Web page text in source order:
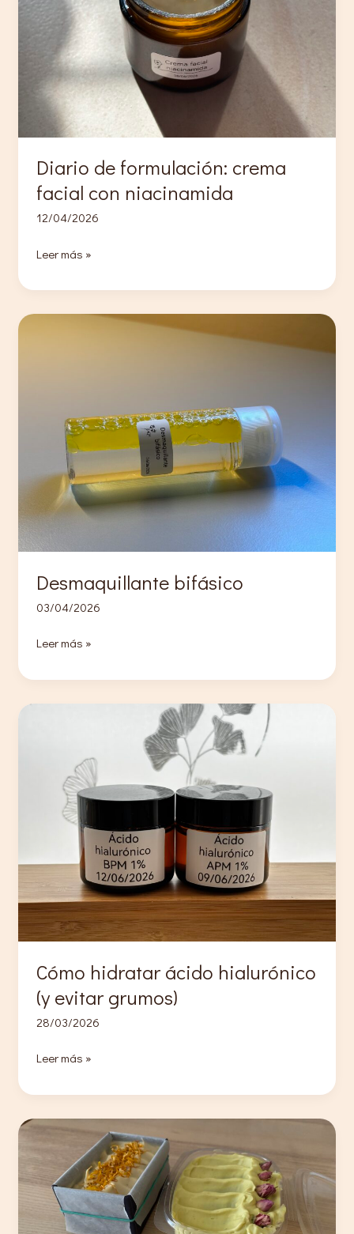
Diario de formulación: crema
facial con niacinamida
12/04/2026
Diario
formulación:
Leer más »
Desmaquillante bifásico
03/04/2026
Desmaquillante
Leer más »
Cómo hidratar ácido hialurónico
(y evitar grumos)
28/03/2026
Cómo
ácido
evitar
grumos)
Leer más »